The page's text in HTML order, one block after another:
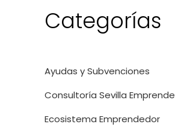
Categorías
Ayudas y Subvenciones
Consultoría Sevilla
Ecosistema Emprendedor